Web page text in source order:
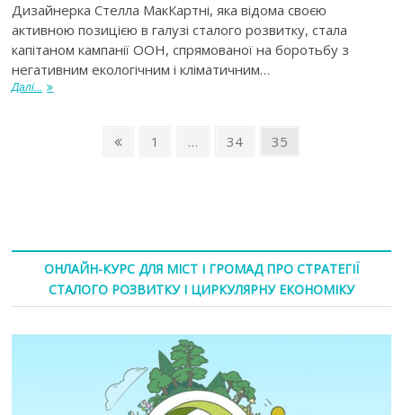
Дизайнерка Стелла МакКартні, яка відома своєю
активною позицією в галузі сталого розвитку, стала
капітаном кампанії ООН, спрямованої на боротьбу з
негативним екологічним і кліматичним…
Далі...
1 … 34 35
ОНЛАЙН-КУРС ДЛЯ МІСТ І ГРОМАД ПРО СТРАТЕГІЇ
СТАЛОГО РОЗВИТКУ І ЦИРКУЛЯРНУ ЕКОНОМІКУ